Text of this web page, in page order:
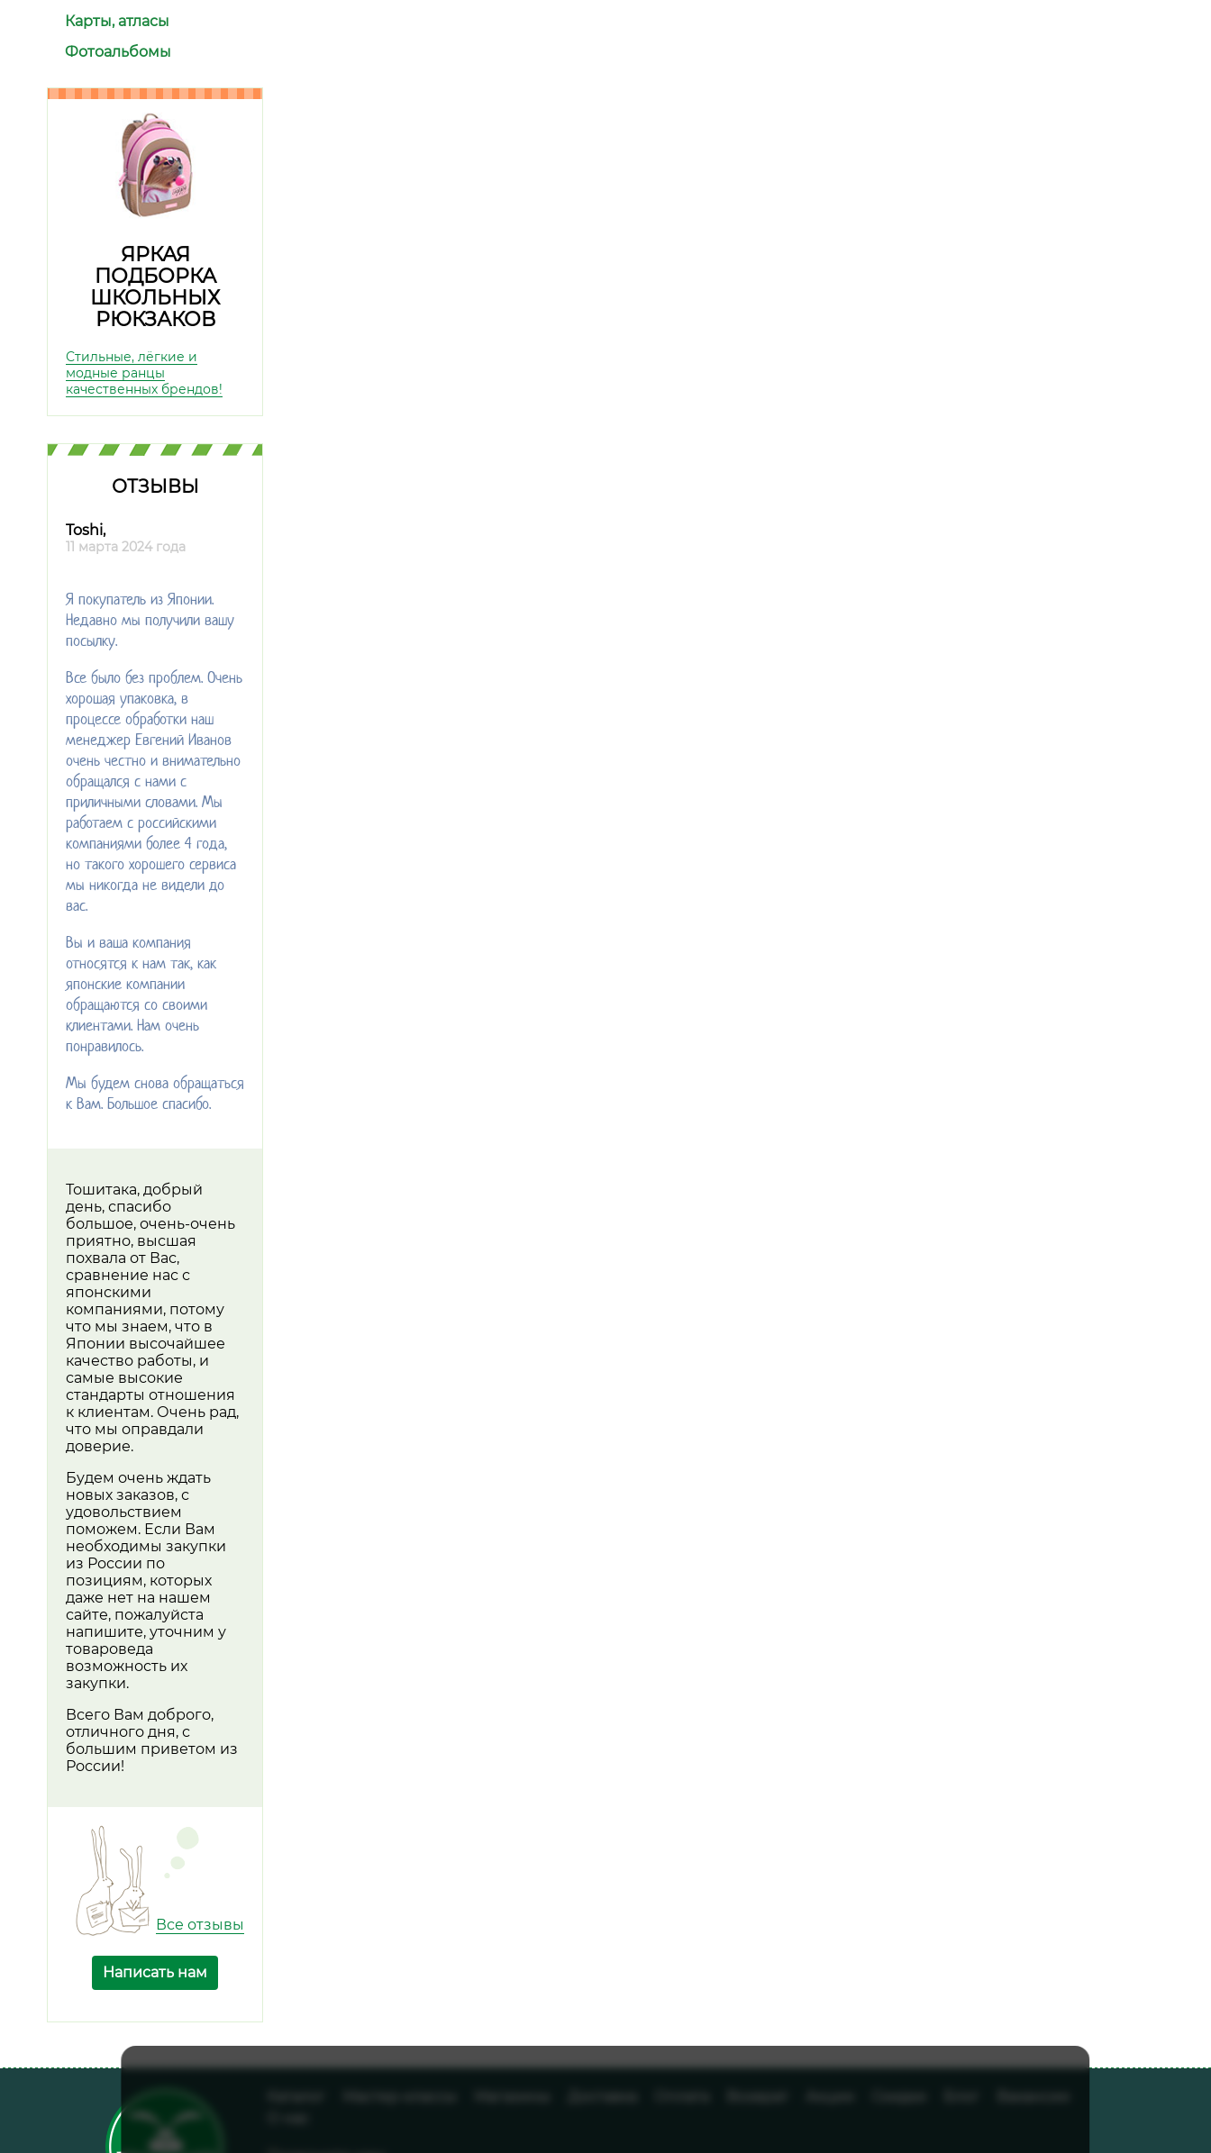
Карты, атласы
Фотоальбомы
ЯРКАЯ
ПОДБОРКА
ШКОЛЬНЫХ
РЮКЗАКОВ
Стильные, лёгкие и
модные ранцы
качественных брендов!
ОТЗЫВЫ
Toshi,
11 марта 2024 года
Я покупатель из Японии.
Недавно мы получили вашу
посылку.
Все было без проблем. Очень
хорошая упаковка, в
процессе обработки наш
менеджер Евгений Иванов
очень честно и внимательно
обращался с нами с
приличными словами. Мы
работаем с российскими
компаниями более 4 года,
но такого хорошего сервиса
мы никогда не видели до
вас.
Вы и ваша компания
относятся к нам так, как
японские компании
обращаются со своими
клиентами. Нам очень
понравилось.
Мы будем снова обращаться
к Вам. Большое спасибо.
Тошитака, добрый
день, спасибо
большое, очень-очень
приятно, высшая
похвала от Вас,
сравнение нас с
японскими
компаниями, потому
что мы знаем, что в
Японии высочайшее
качество работы, и
самые высокие
стандарты отношения
к клиентам. Очень рад,
что мы оправдали
доверие.
Будем очень ждать
новых заказов, с
удовольствием
поможем. Если Вам
необходимы закупки
из России по
позициям, которых
даже нет на нашем
сайте, пожалуйста
напишите, уточним у
товароведа
возможность их
закупки.
Всего Вам доброго,
отличного дня, с
большим приветом из
России!
Все отзывы
Написать нам